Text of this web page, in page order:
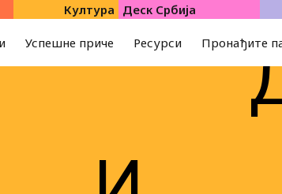
Култура Деск Србија
Успешне приче Ресурси Пронађите